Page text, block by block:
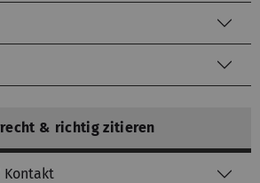
& richtig zitieren
Kontakt